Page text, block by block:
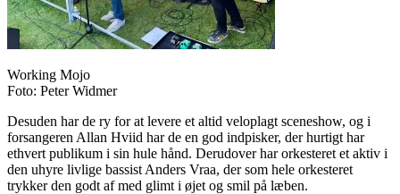
Working Mojo
Foto: Peter Widmer
Desuden har de ry for at levere et altid veloplagt sceneshow, og i
forsangeren Allan Hviid har de en god indpisker, der hurtigt har
ethvert publikum i sin hule hånd. Derudover har orkesteret et aktiv i
den uhyre livlige bassist Anders Vraa, der som hele orkesteret
trykker den godt af med glimt i øjet og smil på læben.